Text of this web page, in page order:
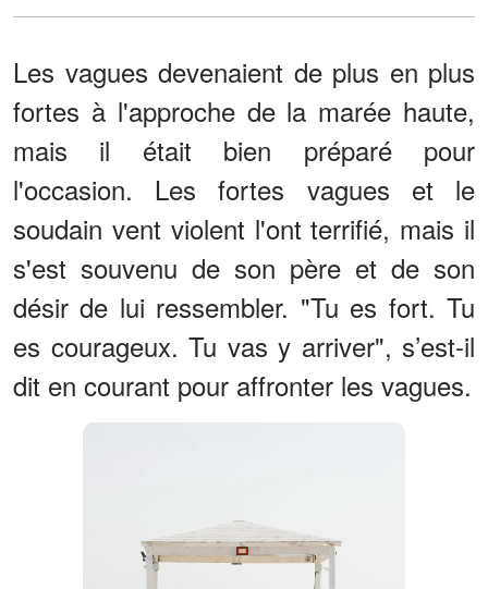
Les vagues devenaient de plus en plus
fortes à l'approche de la marée haute,
mais il était bien préparé pour
l'occasion. Les fortes vagues et le
soudain vent violent l'ont terrifié, mais il
s'est souvenu de son père et de son
désir de lui ressembler. "Tu es fort. Tu
es courageux. Tu vas y arriver", s’est-il
dit en courant pour affronter les vagues.